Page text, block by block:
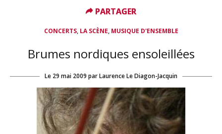
CONCERTS, LA SCÈNE, MUSIQUE D'ENSEMBLE
Brumes nordiques ensoleillées
Le 29 mai 2009 parLaurence Le Diagon-Jacquin
PARTAGER
PARTAGER